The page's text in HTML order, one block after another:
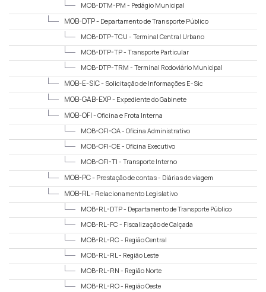
MOB-DTM-PM - Pedágio Municipal
MOB-DTP - Departamento de Transporte Público
MOB-DTP-TCU - Terminal Central Urbano
MOB-DTP-TP - Transporte Particular
MOB-DTP-TRM - Terminal Rodoviário Municipal
MOB-E-SIC - Solicitação de Informações E-Sic
MOB-GAB-EXP - Expediente do Gabinete
MOB-OFI -Oficina e Frota Interna
MOB-OFI-OA - Oficina Administrativo
MOB-OFI-OE - Oficina Executivo
MOB-OFI-TI - Transporte Interno
MOB-PC - Prestação de contas - Diárias de viagem
MOB-RL - Relacionamento Legislativo
MOB-RL-DTP - Departamento de Transporte Público
MOB-RL-FC - Fiscalização de Calçada
MOB-RL-RC - Região Central
MOB-RL-RL - Região Leste
MOB-RL-RN - Região Norte
MOB-RL-RO - Região Oeste